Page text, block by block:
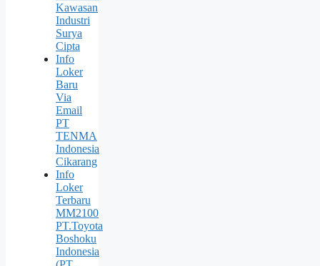
Kawasan
Industri
Surya
Cipta
Info
Loker
Baru
Via
Email
PT
TENMA
Indonesia
Cikarang
Info
Loker
Terbaru
MM2100
PT.Toyota
Boshoku
Indonesia